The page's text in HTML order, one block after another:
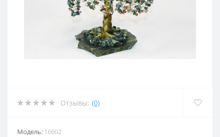
Отзывы: (0)
Модель: 16602